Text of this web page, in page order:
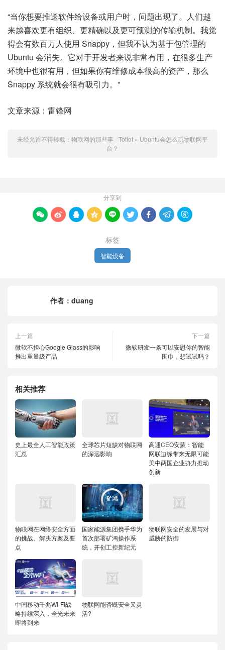
“当你想要推送软件给设备或用户时，问题出现了。人们越
来越喜欢更有组织、更精确以及更可预测的传输机制。我觉
得会有数百万人使用 Snappy，但我不认为基于包管理的
Ubuntu 会消失。它对于开发者来说非常有用，在很多生产
环境中也很有用，但如果你有维修成本很高的资产，那么
Snappy 系统就会很有吸引力。”
文章来源：雷锋网
未经允许不得转载： 物联网的那些事 - Totiot » Ubuntu会怎么玩物联网平
台？
分享到
        
标签
智能设备
作者： duang
上一篇
微软不担心Google Glass的影响
推出重量级产品
下一篇
微软研发一条可以安慰你的智能
围巾，想试试吗？
相关推荐
史上最全人工智能政策
汇总
全球芯片短缺对物联网
的深远影响
高通CEO安蒙：智能
网联边缘带来无限可能
美中两国企业协力推动
创新
物联网在网络安全方面
的挑战、解决方案及要
点
国家能源集团携手华为
首次部署矿鸿操作系
统，开创工控新纪元
物联网安全的发展与对
威胁的防御
中国移动千兆Wi-Fi战
略持续深入，全光未来
即将到来
物联网能否既安全又灵
活?